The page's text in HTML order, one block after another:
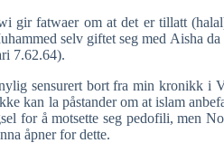
gir fatwaer om at det er tillatt
selv giftet seg med Aisha
7.62.64).
sensurert bort fra min kronikk i
kan la påstander om at islam
for å motsette seg pedofili, men
åpner for dette.